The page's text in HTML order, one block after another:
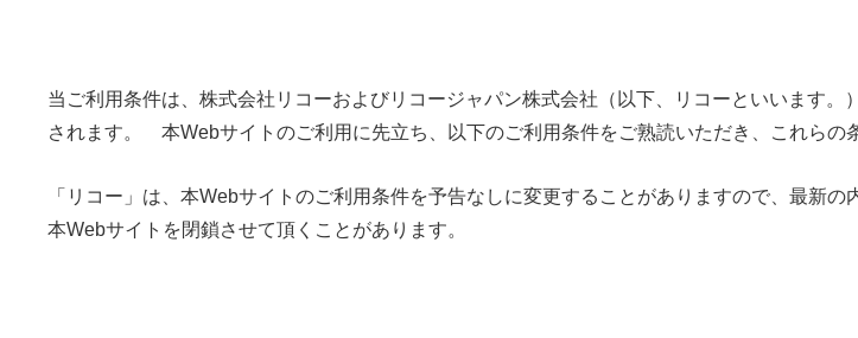
当ご利用条件は、株式会社リコーおよびリコージャパン株式会社（以下、リコーといいます
されます。 本Webサイトのご利用に先立ち、以下のご利用条件をご熟読いただき、これらの
「リコー」は、本Webサイトのご利用条件を予告なしに変更することがありますので、最新
本Webサイトを閉鎖させて頂くことがあります。